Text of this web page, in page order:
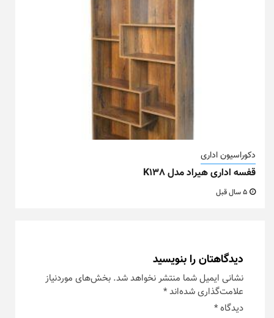
دکوراسیون اداری
قفسه اداری هیراد مدل K138
دیدگاهتان را بنویسید
نشانی ایمیل شما منتشر نخواهد شد. بخش‌های موردنیاز
علامت‌گذاری شده‌اند*
دیدگاه*